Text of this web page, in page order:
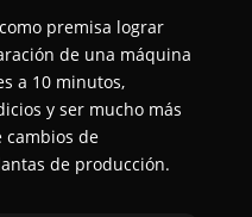
premisa lograr
de una máquina
a 10 minutos,
y ser mucho más
cambios de
de producción.